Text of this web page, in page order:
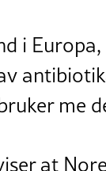
i
me
at